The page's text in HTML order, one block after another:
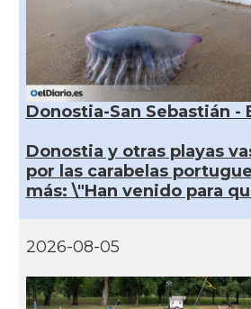
Donostia-San Sebastián -
Donostia y otras playas
por las carabelas
más: \"Han venido para
2026-08-05